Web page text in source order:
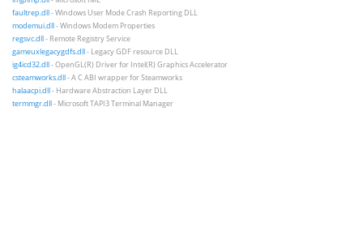
faultrep.dll- Windows User Mode Crash Reporting DLL
modemui.dll- Windows Modem Properties
regsvc.dll- Remote Registry Service
gameuxlegacygdfs.dll- Legacy GDF resource DLL
ig4icd32.dll- OpenGL(R) Driver for Intel(R) Graphics Accelerator
csteamworks.dll- A C ABI wrapper for Steamworks
halaacpi.dll- Hardware Abstraction Layer DLL
termmgr.dll- Microsoft TAPI3 Terminal Manager